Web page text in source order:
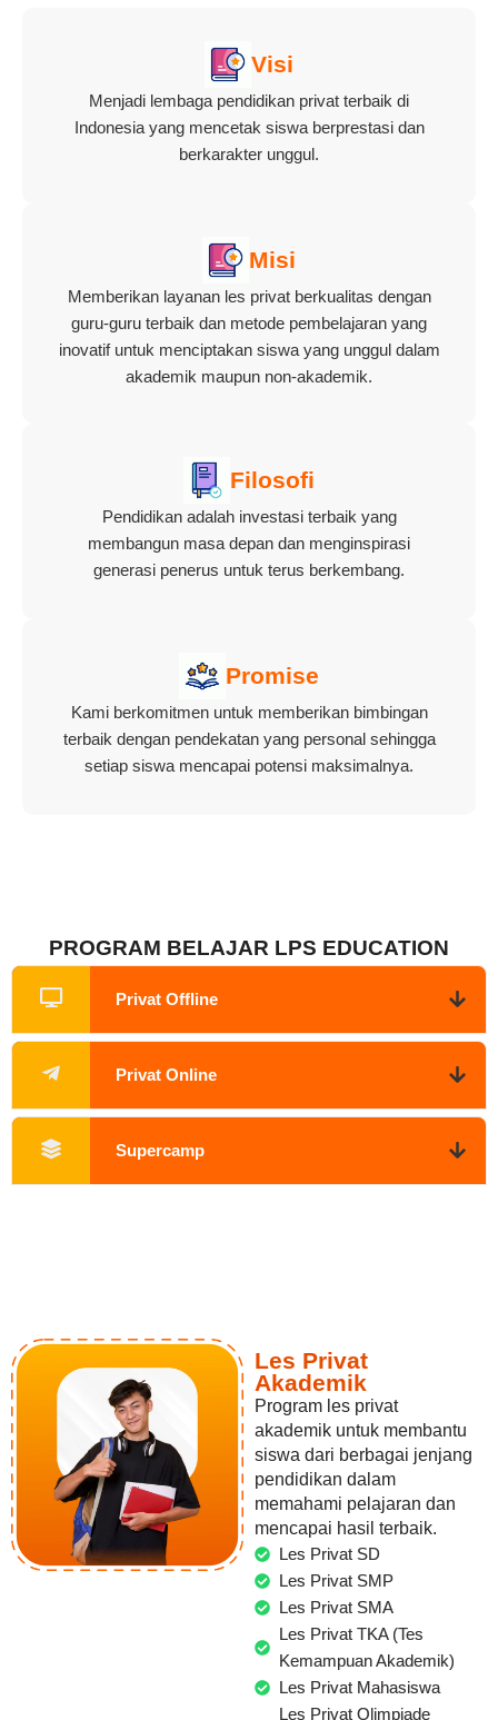
Visi
Menjadi lembaga pendidikan privat terbaik di
Indonesia yang mencetak siswa berprestasi dan
berkarakter unggul.
Misi
Memberikan layanan les privat berkualitas dengan
guru-guru terbaik dan metode pembelajaran yang
inovatif untuk menciptakan siswa yang unggul dalam
akademik maupun non-akademik.
Filosofi
Pendidikan adalah investasi terbaik yang
membangun masa depan dan menginspirasi
generasi penerus untuk terus berkembang.
Promise
Kami berkomitmen untuk memberikan bimbingan
terbaik dengan pendekatan yang personal sehingga
setiap siswa mencapai potensi maksimalnya.
PROGRAM BELAJAR LPS EDUCATION
Privat Offline
Privat Online
Supercamp
Les Privat
Akademik
Program les privat
akademik untuk membantu
siswa dari berbagai jenjang
pendidikan dalam
memahami pelajaran dan
mencapai hasil terbaik.
Les Privat SD
Les Privat SMP
Les Privat SMA
Les Privat TKA (Tes
Kemampuan Akademik)
Les Privat Mahasiswa
Les Privat Olimpiade